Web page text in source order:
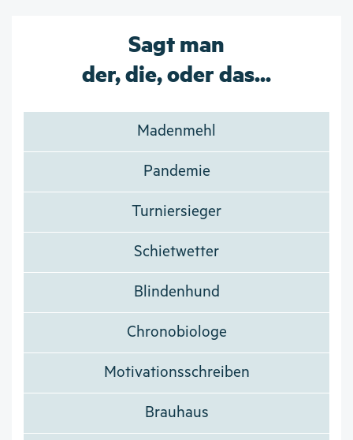
Sagt man
der, die, oder das...
Madenmehl
Pandemie
Turniersieger
Schietwetter
Blindenhund
Chronobiologe
Motivationsschreiben
Brauhaus